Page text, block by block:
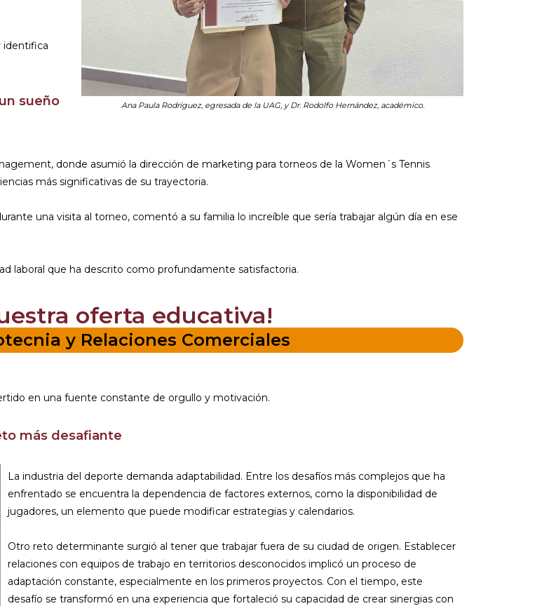
identifica
sueño
Ana Paula Rodríguez, egresada de la UAG, y Dr. Rodolfo Hernández, académico.
donde asumió la dirección de marketing para torneos de la Women´s Tennis
más significativas de su trayectoria.
una visita al torneo, comentó a su familia lo increíble que sería trabajar algún día en ese
laboral que ha descrito como profundamente satisfactoria.
oferta educativa!
y Relaciones Comerciales
en una fuente constante de orgullo y motivación.
más desafiante
La industria del deporte demanda adaptabilidad. Entre los desafíos más complejos que ha
enfrentado se encuentra la dependencia de factores externos, como la disponibilidad de
jugadores, un elemento que puede modificar estrategias y calendarios.
Otro reto determinante surgió al tener que trabajar fuera de su ciudad de origen. Establecer
relaciones con equipos de trabajo en territorios desconocidos implicó un proceso de
adaptación constante, especialmente en los primeros proyectos. Con el tiempo, este
desafío se transformó en una experiencia que fortaleció su capacidad de crear sinergias con